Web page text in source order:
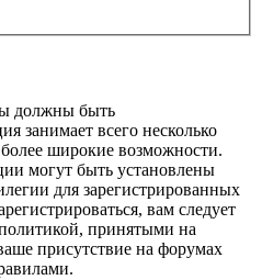
должны быть
занимает всего несколько
широкие возможности.
могут быть установлены
для зарегистрированных
вам следует
принятыми на
присутствие на форумах